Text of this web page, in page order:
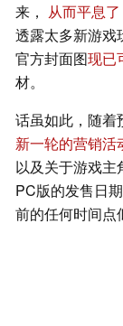
来， 从而平息了
透露太多新游戏
官方封面图现已
材。
话虽如此，随着
新一轮的营销活
以及关于游戏
PC版的发售日
前的任何时间点